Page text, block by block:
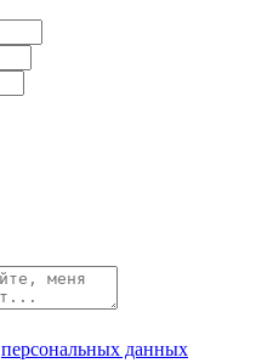
персональных данных